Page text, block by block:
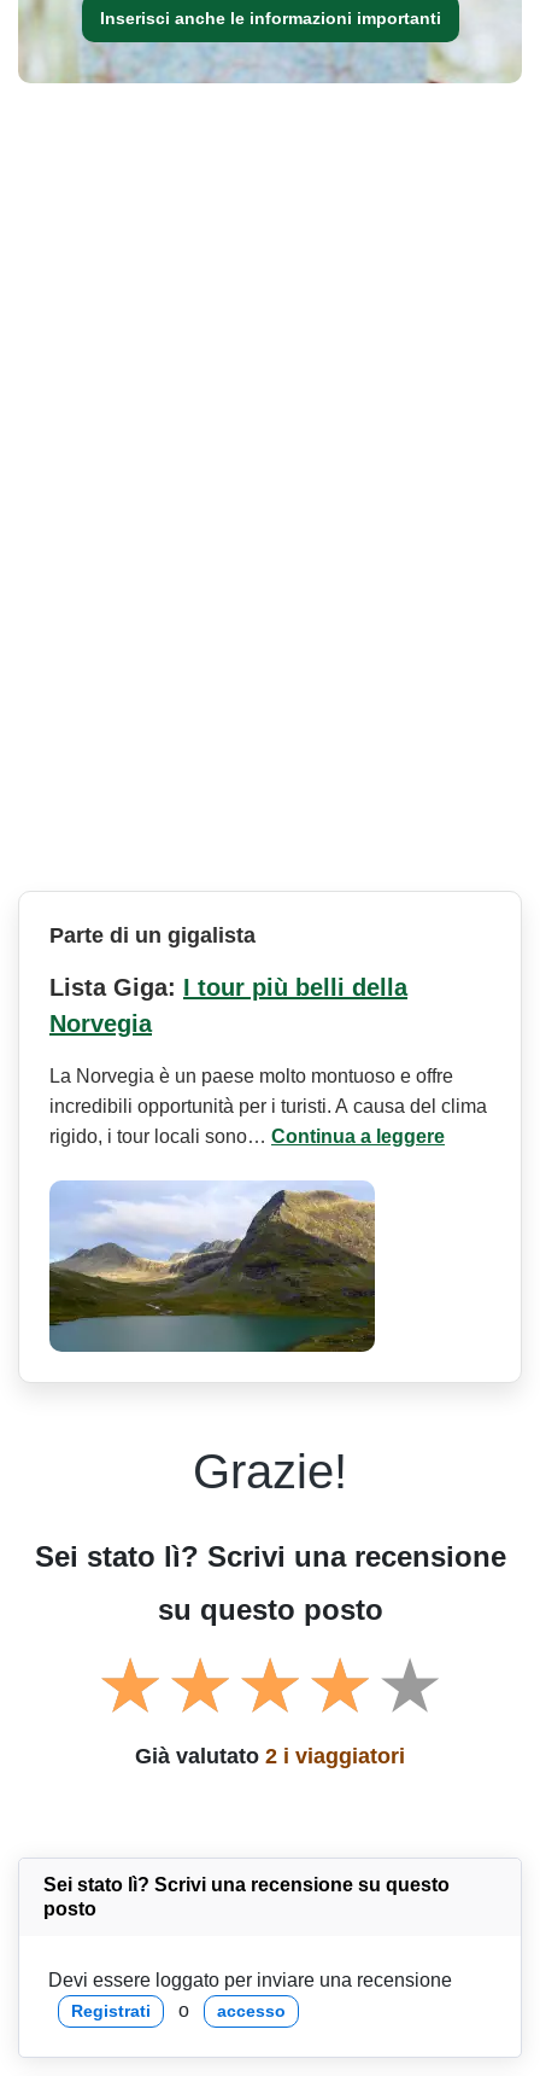
Inserisci anche le informazioni importanti
Parte di un gigalista
Lista Giga: I tour più belli della
Norvegia
La Norvegia è un paese molto montuoso e offre
incredibili opportunità per i turisti. A causa del clima
rigido, i tour locali sono… Continua a leggere
Grazie!
Sei stato lì? Scrivi una recensione
su questo posto
Già valutato 2 i viaggiatori
Sei stato lì? Scrivi una recensione su questo
posto
Devi essere loggato per inviare una recensione
Registrati o accesso